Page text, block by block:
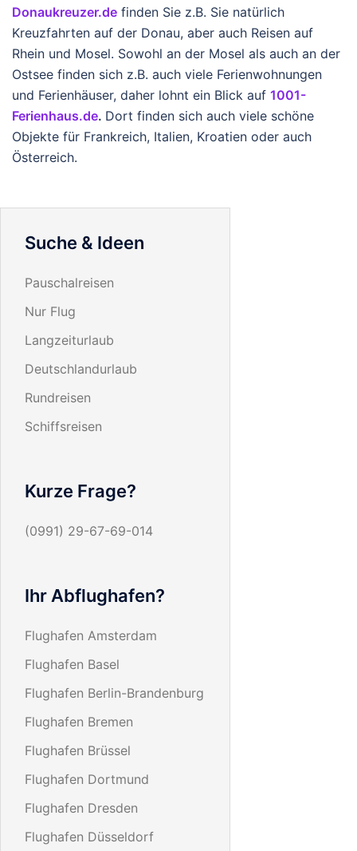
Donaukreuzer.de finden Sie z.B. Sie natürlich
Kreuzfahrten auf der Donau, aber auch Reisen auf
Rhein und Mosel. Sowohl an der Mosel als auch an der
Ostsee finden sich z.B. auch viele Ferienwohnungen
und Ferienhäuser, daher lohnt ein Blick auf 1001-
Ferienhaus.de. Dort finden sich auch viele schöne
Objekte für Frankreich, Italien, Kroatien oder auch
Österreich.
Suche & Ideen
Pauschalreisen
Nur Flug
Langzeiturlaub
Deutschlandurlaub
Rundreisen
Schiffsreisen
Kurze Frage?
(0991) 29-67-69-014
Ihr Abflughafen?
Flughafen Amsterdam
Flughafen Basel
Flughafen Berlin-Brandenburg
Flughafen Bremen
Flughafen Brüssel
Flughafen Dortmund
Flughafen Dresden
Flughafen Düsseldorf